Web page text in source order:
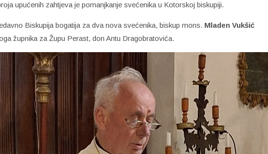
upućenih zahtjeva je pomanjkanje svećenika u Kotorskoj biskupiji.
Biskupija bogatija za dva nova svećenika, biskup mons. Mladen Vukšić
župnika za Župu Perast, don Antu Dragobratovića.